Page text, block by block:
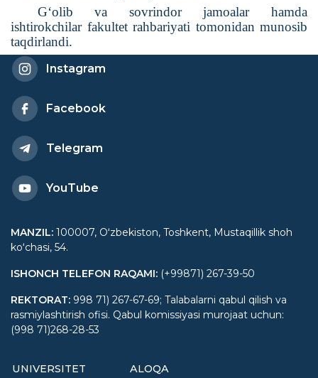
G‘olib va sovrindor jamoalar hamda
ishtirokchilar fakultet rahbariyati tomonidan munosib
taqdirlandi.
Instagram
Facebook
Telegram
YouTube
MANZIL: 100007, Oʻzbekiston, Toshkent, Mustaqillik shoh
koʻchasi, 54.
ISHONCH TELEFON RAQAMI: (+99871) 267-39-50
REKTORAT: 998 71) 267-67-69; Talabalarni qabul qilish va
rasmiylashtirish ofisi. Qabul komissiyasi murojaat uchun:
(998 71)268-28-53
UNIVERSITET ALOQA